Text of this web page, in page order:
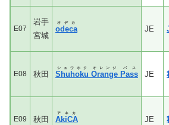
E07
岩手
宮城
odeca
オデカ
JE
E08 秋田 Shuhoku
シュウホク
Orange
オレンジ
Pass
パス
JE
E09 秋田 AkiCA
アキカ
JE